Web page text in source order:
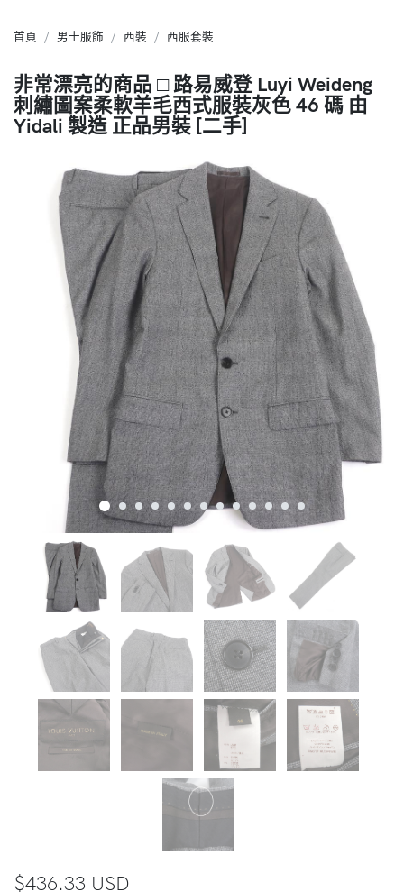
首頁 男士服飾 西裝 西服套裝
非常漂亮的商品 □ 路易威登 Luyi Weideng
刺繡圖案柔軟羊毛西式服裝灰色 46 碼 由
Yidali 製造 正品男裝 [二手]
$436.33 USD